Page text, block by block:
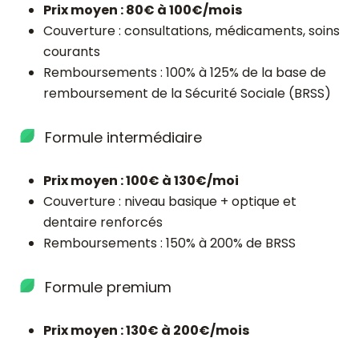
Prix moyen : 80€ à 100€/mois
Couverture : consultations, médicaments, soins
courants
Remboursements : 100% à 125% de la base de
remboursement de la Sécurité Sociale (BRSS)
Formule intermédiaire
Prix moyen : 100€ à 130€/moi
Couverture : niveau basique + optique et
dentaire renforcés
Remboursements : 150% à 200% de BRSS
Formule premium
Prix moyen : 130€ à 200€/mois